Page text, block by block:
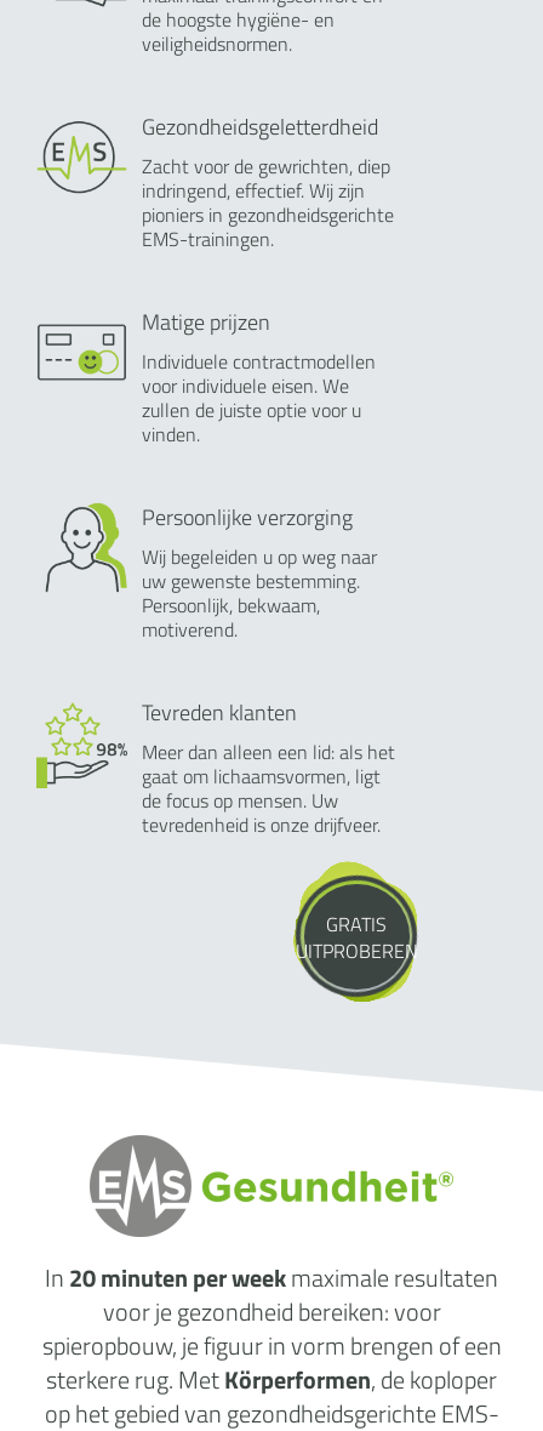
de hoogste hygiëne- en
veiligheidsnormen.
Gezondheidsgeletterdheid
Zacht voor de gewrichten, diep
indringend, effectief. Wij zijn
pioniers in gezondheidsgerichte
EMS-trainingen.
Matige prijzen
Individuele contractmodellen
voor individuele eisen. We
zullen de juiste optie voor u
vinden.
Persoonlijke verzorging
Wij begeleiden u op weg naar
uw gewenste bestemming.
Persoonlijk, bekwaam,
motiverend.
Tevreden klanten
Meer dan alleen een lid: als het
gaat om lichaamsvormen, ligt
de focus op mensen. Uw
tevredenheid is onze drijfveer.
GRATIS
UITPROBEREN
In20 minuten per weekmaximaleresultaten
voor je gezondheidbereiken: voor
spieropbouw, je figuur in vorm brengen of een
sterkere rug. MetKörperformen, de koploper
op het gebied van gezondheidsgerichte EMS-